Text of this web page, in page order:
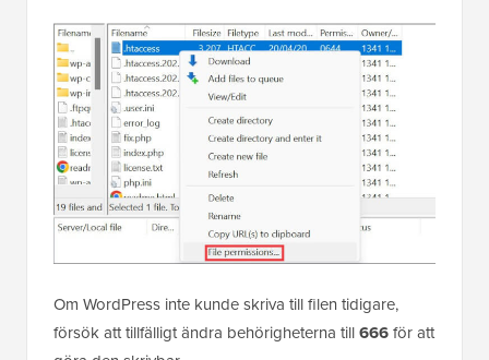
Om WordPress inte kunde skriva till filen tidigare,
försök att tillfälligt ändra behörigheterna till666för att